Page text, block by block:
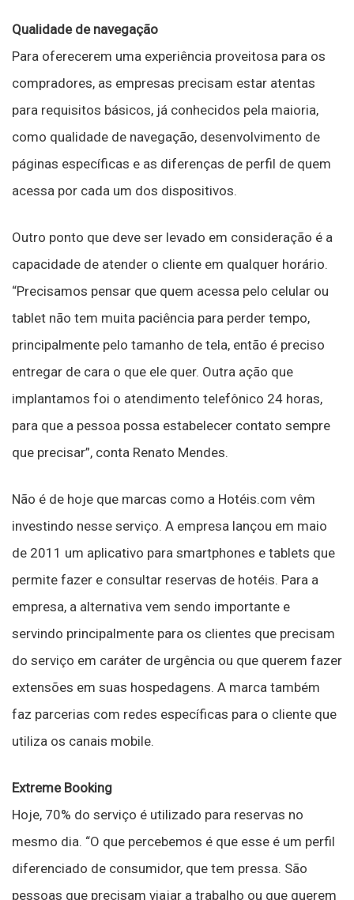
Qualidade de navegação
Para oferecerem uma experiência proveitosa para os
compradores, as empresas precisam estar atentas
para requisitos básicos, já conhecidos pela maioria,
como qualidade de navegação, desenvolvimento de
páginas específicas e as diferenças de perfil de quem
acessa por cada um dos dispositivos.
Outro ponto que deve ser levado em consideração é a
capacidade de atender o cliente em qualquer horário.
“Precisamos pensar que quem acessa pelo celular ou
tablet não tem muita paciência para perder tempo,
principalmente pelo tamanho de tela, então é preciso
entregar de cara o que ele quer. Outra ação que
implantamos foi o atendimento telefônico 24 horas,
para que a pessoa possa estabelecer contato sempre
que precisar”, conta Renato Mendes.
Não é de hoje que marcas como a Hotéis.com vêm
investindo nesse serviço. A empresa lançou em maio
de 2011 um aplicativo para smartphones e tablets que
permite fazer e consultar reservas de hotéis. Para a
empresa, a alternativa vem sendo importante e
servindo principalmente para os clientes que precisam
do serviço em caráter de urgência ou que querem fazer
extensões em suas hospedagens. A marca também
faz parcerias com redes específicas para o cliente que
utiliza os canais mobile.
Extreme Booking
Hoje, 70% do serviço é utilizado para reservas no
mesmo dia. “O que percebemos é que esse é um perfil
diferenciado de consumidor, que tem pressa. São
pessoas que precisam viajar a trabalho ou que querem